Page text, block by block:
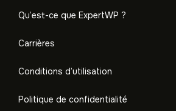
Qu’est-ce que ExpertWP ?
Carrières
Conditions d’utilisation
Politique de confidentialité